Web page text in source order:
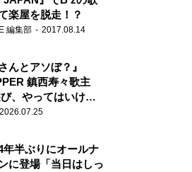
楽屋を脱走！？
編集部 2017.08.14
んとアソぼ？』
鎮西寿々歌主
、やってはいけま
2026.07.25
年半ぶりにオールナ
に登場「当日はしっ